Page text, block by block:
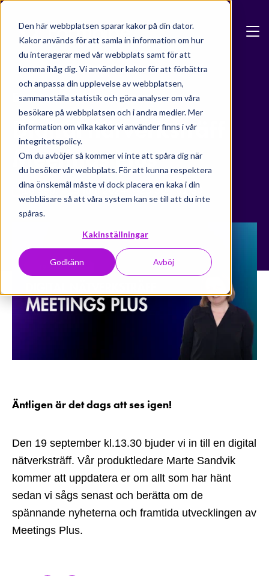
Den här webbplatsen sparar kakor på din dator.
Kakor används för att samla in information om hur
du interagerar med vår webbplats samt för att
komma ihåg dig. Vi använder kakor för att förbättra
och anpassa din upplevelse av webbplatsen,
sammanställa statistik och göra analyser om våra
besökare på webbplatsen och i andra medier. Mer
information om vilka kakor vi använder finns i vår
integritetspolicy.
Om du avböjer så kommer vi inte att spåra dig när
du besöker vår webbplats. För att kunna respektera
dina önskemål måste vi dock placera en kaka i din
webbläsare så att våra system kan se till att du inte
spåras.
Kakinställningar
Godkänn Avböj
Skip to main content
Events
Digital nätverksträff
Meetings Plus
18 sep. - 19 juni 2024 23:30 - 01:30
Äntligen är det dags att ses igen!
Den 19 september kl.13.30 bjuder vi in till en digital
nätverksträff. Vår produktledare Marte Sandvik
kommer att uppdatera er om allt som har hänt
sedan vi sågs senast och berätta om de
spännande nyheterna och framtida utvecklingen av
Meetings Plus.